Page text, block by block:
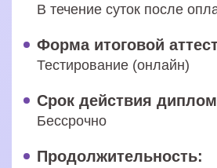
В течение суток после
Форма итоговой
Тестирование (онлайн)
Срок действия
Бессрочно
Продолжительность: